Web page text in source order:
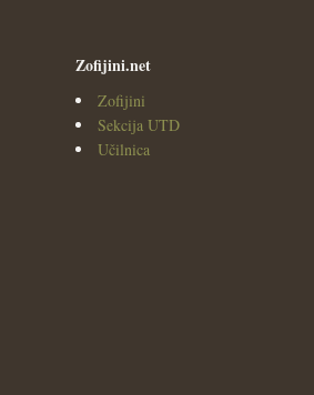
Zofijini.net
Zofijini
Sekcija UTD
Učilnica